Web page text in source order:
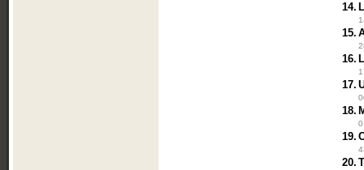
14.
15.
16.
17.
18.
19.
20.